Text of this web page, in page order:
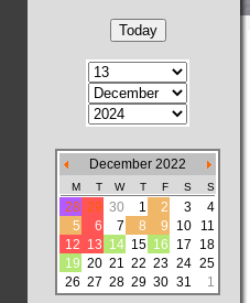
December 2022
M T W T F S S
28 29 30 1 2 3
4
5
6 7 8 9 10
11
12 13 14 15 16 17
18
19 20 21 22 23 24 25
26 27 28 29 30 31 1